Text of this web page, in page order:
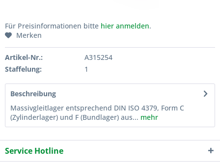
Für Preisinformationen bitte hier anmelden.
Merken
Artikel-Nr.:
A315254
Staffelung:
1
Beschreibung
Massivgleitlager entsprechend DIN ISO 4379, Form C
(Zylinderlager) und F (Bundlager) aus... mehr
Service Hotline